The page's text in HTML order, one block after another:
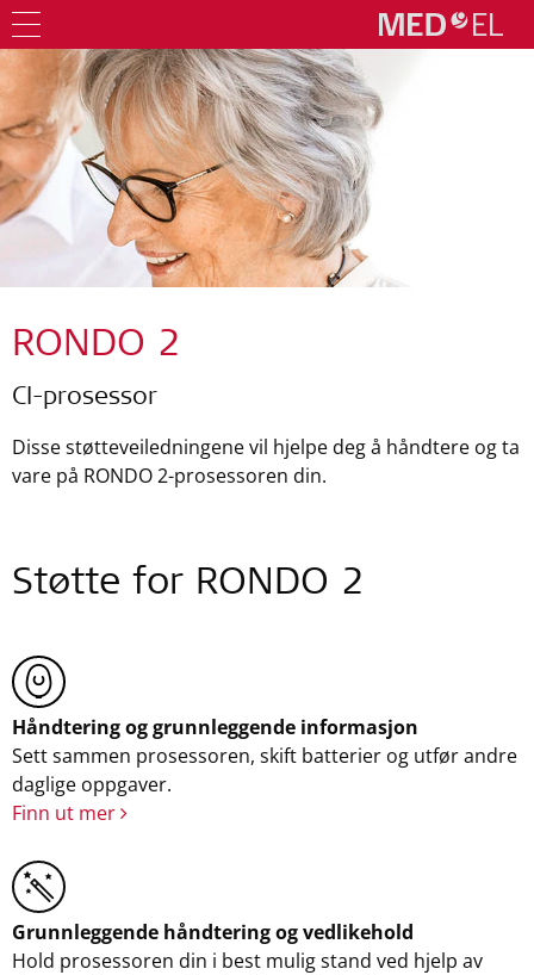
RONDO 2
CI-prosessor
Disse støtteveiledningene vil hjelpe deg å håndtere og ta
vare på RONDO 2-prosessoren din.
Støtte for RONDO 2
Håndtering og grunnleggende informasjon
Sett sammen prosessoren, skift batterier og utfør andre
daglige oppgaver.
Finn ut mer
Grunnleggende håndtering og vedlikehold
Hold prosessoren din i best mulig stand ved hjelp av